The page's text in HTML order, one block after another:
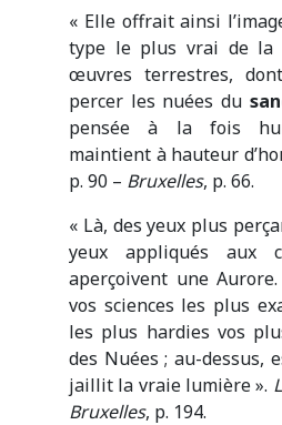
« Elle offrait ainsi
type le plus vrai de la
œuvres terrestres,
percer les nuées du
pensée à la fois
maintient à hauteur
p. 90 – Bruxelles, p. 66.
« Là, des yeux plus
yeux appliqués aux
aperçoivent une
vos sciences les plus
les plus hardies vos
des Nuées ; au-dessus,
jaillit la vraie lumière ».
Bruxelles, p. 194.